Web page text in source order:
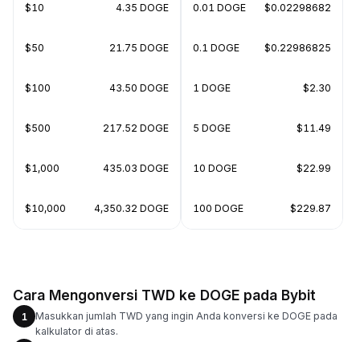
$10 4.35 DOGE
$50 21.75 DOGE
$100 43.50 DOGE
$500 217.52 DOGE
$1,000 435.03 DOGE
$10,000 4,350.32 DOGE
0.01 DOGE $0.02298682
0.1 DOGE $0.22986825
1 DOGE $2.30
5 DOGE $11.49
10 DOGE $22.99
100 DOGE $229.87
Cara Mengonversi TWD ke DOGE pada Bybit
1
Masukkan jumlah TWD yang ingin Anda konversi ke DOGE pada
kalkulator di atas.